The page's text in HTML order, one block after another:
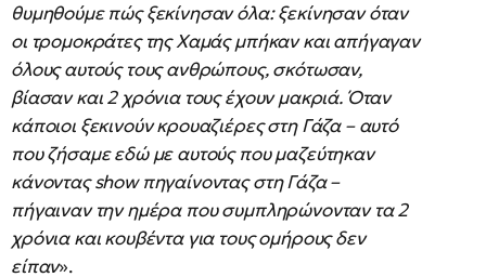
θυμηθούμε πώς ξεκίνησαν όλα: ξεκίνησαν όταν
οι τρομοκράτες της Χαμάς μπήκαν και απήγαγαν
όλους αυτούς τους ανθρώπους, σκότωσαν,
βίασαν και 2 χρόνια τους έχουν μακριά. Όταν
κάποιοι ξεκινούν κρουαζιέρες στη Γάζα – αυτό
που ζήσαμε εδώ με αυτούς που μαζεύτηκαν
κάνοντας show πηγαίνοντας στη Γάζα –
πήγαιναν την ημέρα που συμπληρώνονταν τα 2
χρόνια και κουβέντα για τους ομήρους δεν
είπαν».